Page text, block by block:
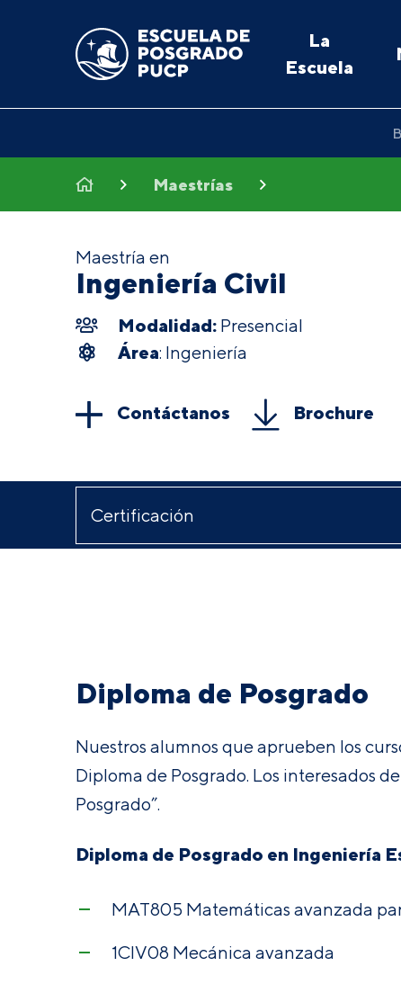
La
Escuela
Maestrías
Maestría en
Ingeniería Civil
Modalidad: Presencial
Área: Ingeniería
Contáctanos Brochure
Diploma de Posgrado
Nuestros alumnos que aprueben los
Diploma de Posgrado. Los interesados
Posgrado”.
Diploma de Posgrado en Ingeniería
MAT805 Matemáticas avanzada
1CIV08 Mecánica avanzada